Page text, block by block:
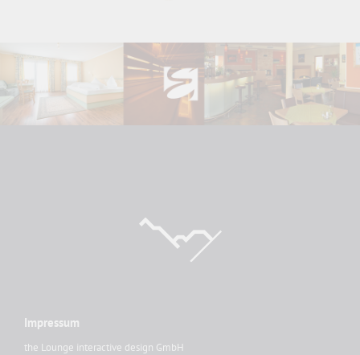
Impressum
the Lounge interactive design GmbH